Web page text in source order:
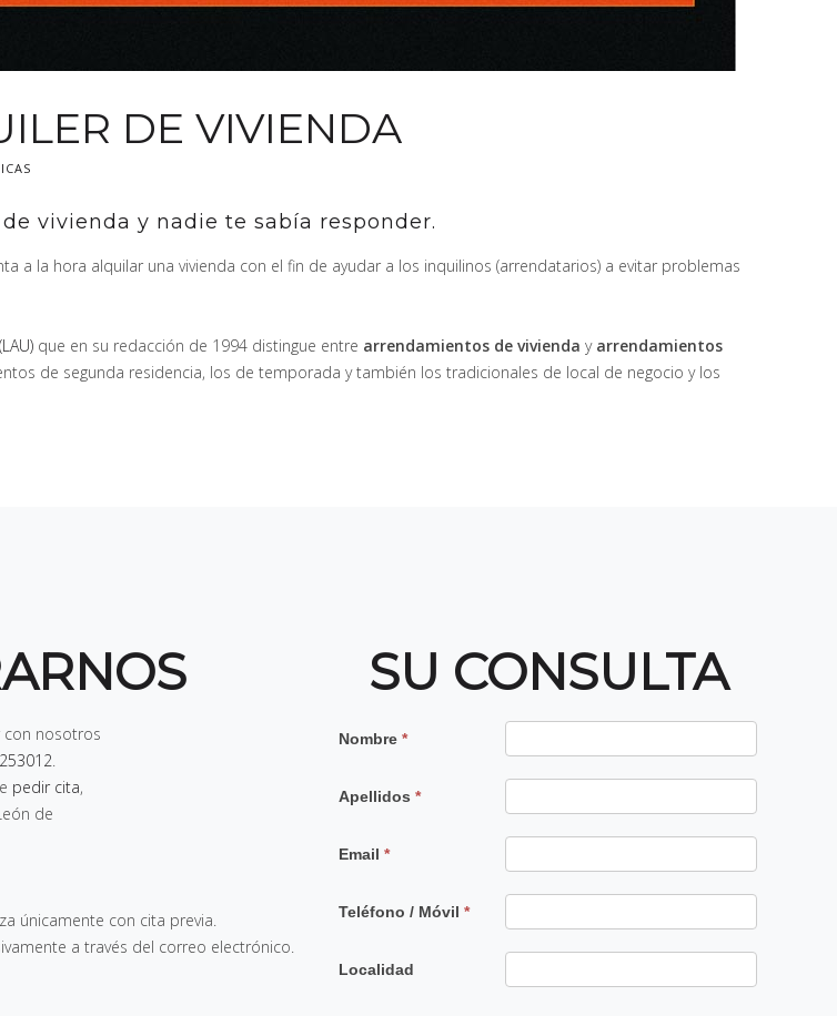
DE VIVIENDA
vivienda y nadie te sabía responder.
a la hora alquilar una vivienda con el fin de ayudar a los inquilinos (arrendatarios) a evitar problemas
que en su redacción de 1994 distingue entre arrendamientos de vivienda y arrendamientos
de segunda residencia, los de temporada y también los tradicionales de local de negocio y los
nosotros
pedir cita,
de
únicamente con cita previa.
a través del correo electrónico.
SU CONSULTA
Contacto
Nombre*
Apellidos*
Email*
Teléfono / Móvil*
Localidad